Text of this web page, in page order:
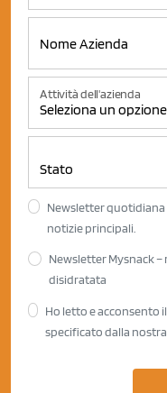
Attività dell'azienda
Newsletter
notizie principali.
Newsletter Mysnack –
disidratata
Ho letto e acconsento
specificato dalla nostra